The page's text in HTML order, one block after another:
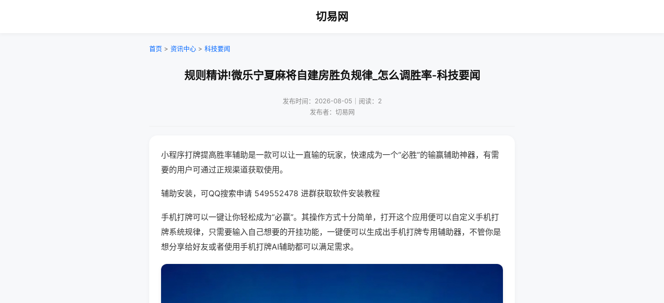
切易网
首页 > 资讯中心 > 科技要闻
规则精讲!微乐宁夏麻将自建房胜负规律_怎么调胜率-科技要闻
发布时间：2026-08-05｜阅读：2
发布者：切易网
小程序打牌提高胜率辅助是一款可以让一直输的玩家，快速成为一个“必胜”的输赢辅助神器，有需
要的用户可通过正规渠道获取使用。
辅助安装，可QQ搜索申请 549552478 进群获取软件安装教程
手机打牌可以一键让你轻松成为“必赢”。其操作方式十分简单，打开这个应用便可以自定义手机打
牌系统规律，只需要输入自己想要的开挂功能，一键便可以生成出手机打牌专用辅助器，不管你是
想分享给好友或者使用手机打牌AI辅助都可以满足需求。